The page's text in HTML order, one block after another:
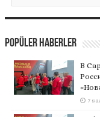
Popüler Haberler
В
7